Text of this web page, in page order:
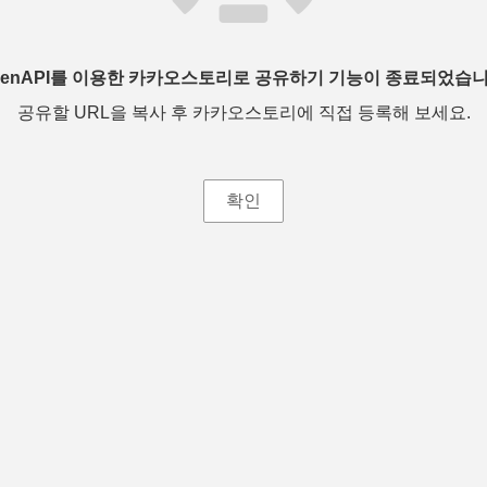
를 이용한 카카오스토리로 공유하기 기능이 종료되었습
공유할 URL을 복사 후 카카오스토리에 직접 등록해 보세요.
확인